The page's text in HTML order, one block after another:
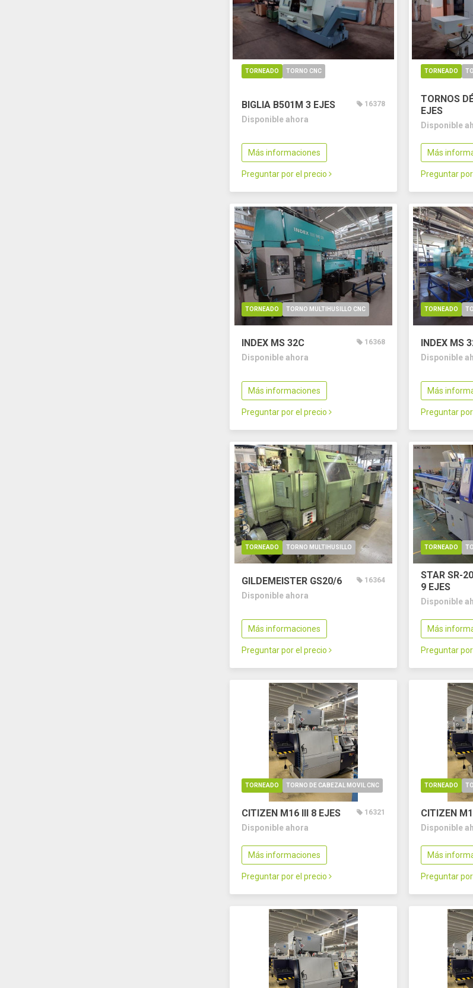
TORNEADO TORNO CNC
BIGLIA B501M 3 EJES 16378
Disponible ahora
Más informaciones
Preguntar por el precio
TORNEADO
TORNOS
EJES
Disponible
Más
Preguntar
TORNEADO TORNO MULTIHUSILLO CNC
INDEX MS 32C 16368
Disponible ahora
Más informaciones
Preguntar por el precio
TORNEADO
INDEX MS
Disponible
Más
Preguntar
TORNEADO TORNO MULTIHUSILLO
GILDEMEISTER GS20/6 16364
Disponible ahora
Más informaciones
Preguntar por el precio
TORNEADO
STAR SR-
9 EJES
Disponible
Más
Preguntar
TORNEADO TORNO DE CABEZAL MOVIL CNC
CITIZEN M16 III 8 EJES 16321
Disponible ahora
Más informaciones
Preguntar por el precio
TORNEADO
CITIZEN
Disponible
Más
Preguntar